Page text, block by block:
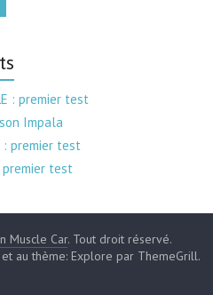
: premier test
Impala
: premier test
premier test
Muscle Car. Tout droit réservé.
au thème: Explore par ThemeGrill.